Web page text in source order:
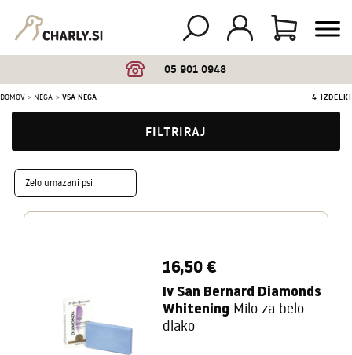
05 901 0948
DOMOV NEGA VSA NEGA 4 IZDELKI
FILTRIRAJ
Zelo umazani psi
16,50 €
Iv San Bernard Diamonds
Whitening Milo za belo
dlako